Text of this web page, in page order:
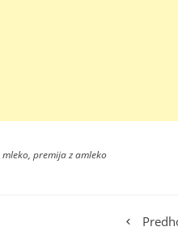
mleko, premija z amleko